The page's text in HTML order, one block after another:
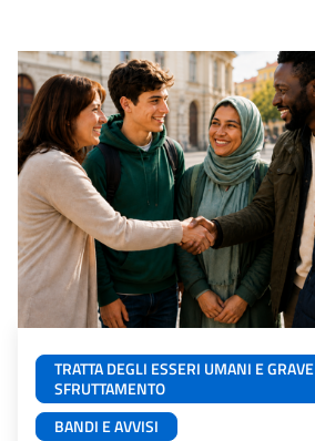
TRATTA DEGLI ESSERI UMANI E GRAVE
SFRUTTAMENTO
BANDI E AVVISI